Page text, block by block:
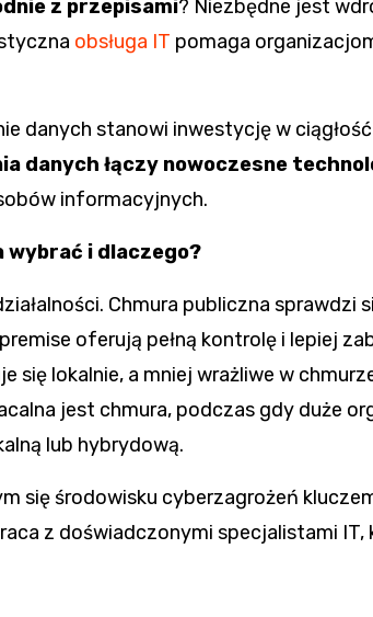
z przepisami? Niezbędne jest
obsługa IT pomaga
danych stanowi inwestycję w
danych łączy nowoczesne
informacyjnych.
wybrać i dlaczego?
Chmura publiczna
oferują pełną kontrolę i lepiej
się lokalnie, a mniej wrażliwe w
jest chmura, podczas gdy duże
lub hybrydową.
się środowisku cyberzagrożeń
z doświadczonymi specjalistami